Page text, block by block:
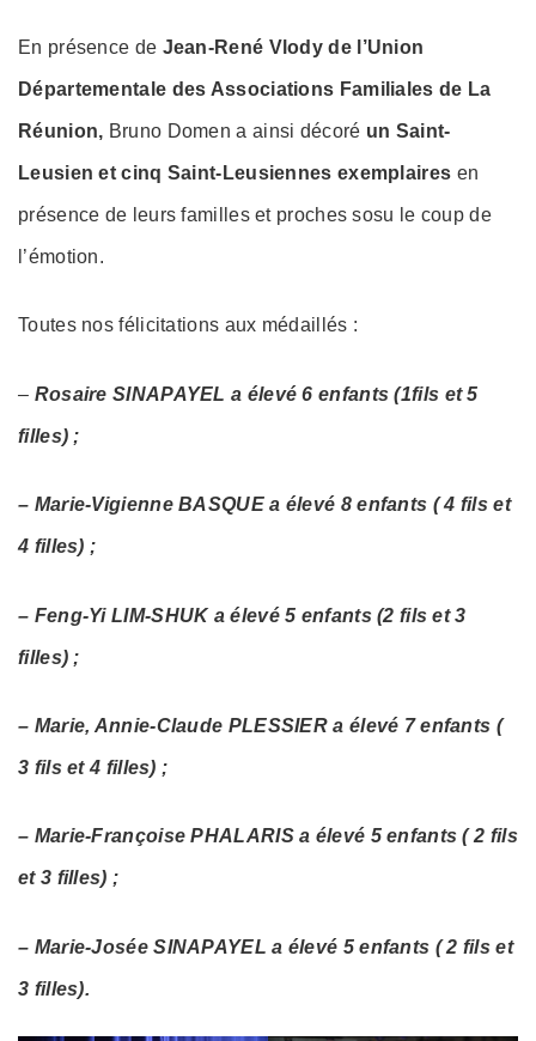
En présence de Jean-René Vlody de l’Union
Départementale des Associations Familiales de La
Réunion, Bruno Domen a ainsi décoré un Saint-
Leusien et cinq Saint-Leusiennes exemplaires en
présence de leurs familles et proches sosu le coup de
l’émotion.
Toutes nos félicitations aux médaillés :
– Rosaire SINAPAYEL a élevé 6 enfants (1fils et 5
filles) ;
– Marie-Vigienne BASQUE a élevé 8 enfants ( 4 fils et
4 filles) ;
– Feng-Yi LIM-SHUK a élevé 5 enfants (2 fils et 3
filles) ;
– Marie, Annie-Claude PLESSIER a élevé 7 enfants (
3 fils et 4 filles) ;
– Marie-Françoise PHALARIS a élevé 5 enfants ( 2 fils
et 3 filles) ;
– Marie-Josée SINAPAYEL a élevé 5 enfants ( 2 fils et
3 filles).